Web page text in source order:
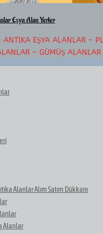
Eşya Alan Yerler
EŞYA ALANLAR –
– GÜMÜŞ ALANLAR
Alanlar Alım Satım Dükkanı
Alanlar